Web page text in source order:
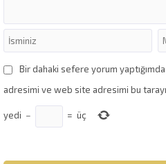
Bir dahaki sefere yorum
adresimi ve web site adresimi bu
yedi − = üç